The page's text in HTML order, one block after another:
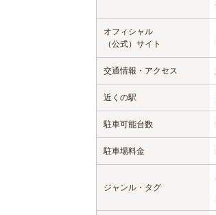
オフィシャル
（公式）サイト
交通情報・アクセス
近くの駅
駐車可能台数
駐車場料金
ジャンル・タグ